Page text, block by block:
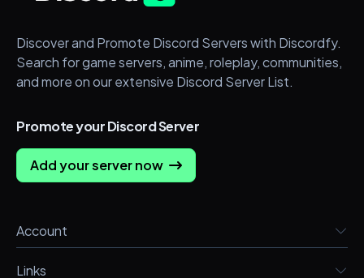
Discover and Promote Discord Servers with Discordfy.
Search for game servers, anime, roleplay, communities,
and more on our extensive Discord Server List.
Promote your Discord Server
Add your server now
Account
Links